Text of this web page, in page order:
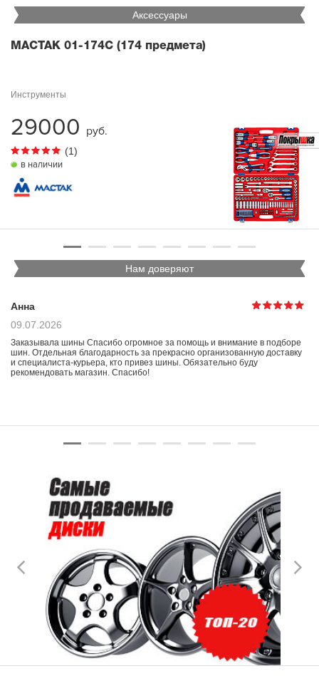
Аксессуары
МАСТАК 01-174C (174 предмета)
Инструменты
29000 руб.
(1)
в наличии
Нам доверяют
Анна
09.07.2026
Заказывала шины Спасибо огромное за помощь и внимание в подборе
шин. Отдельная благодарность за прекрасно организованную доставку
и специалиста-курьера, кто привез шины. Обязательно буду
рекомендовать магазин. Спасибо!